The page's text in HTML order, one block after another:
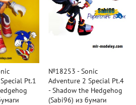
Pt.1
№18253 - Sonic
Adventure 2 Special Pt.4
- Shadow the Hedgehog
(Sabi96) из бумаги